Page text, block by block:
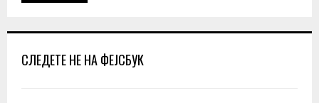
СЛЕДЕТЕ НЕ НА ФЕЈСБУК